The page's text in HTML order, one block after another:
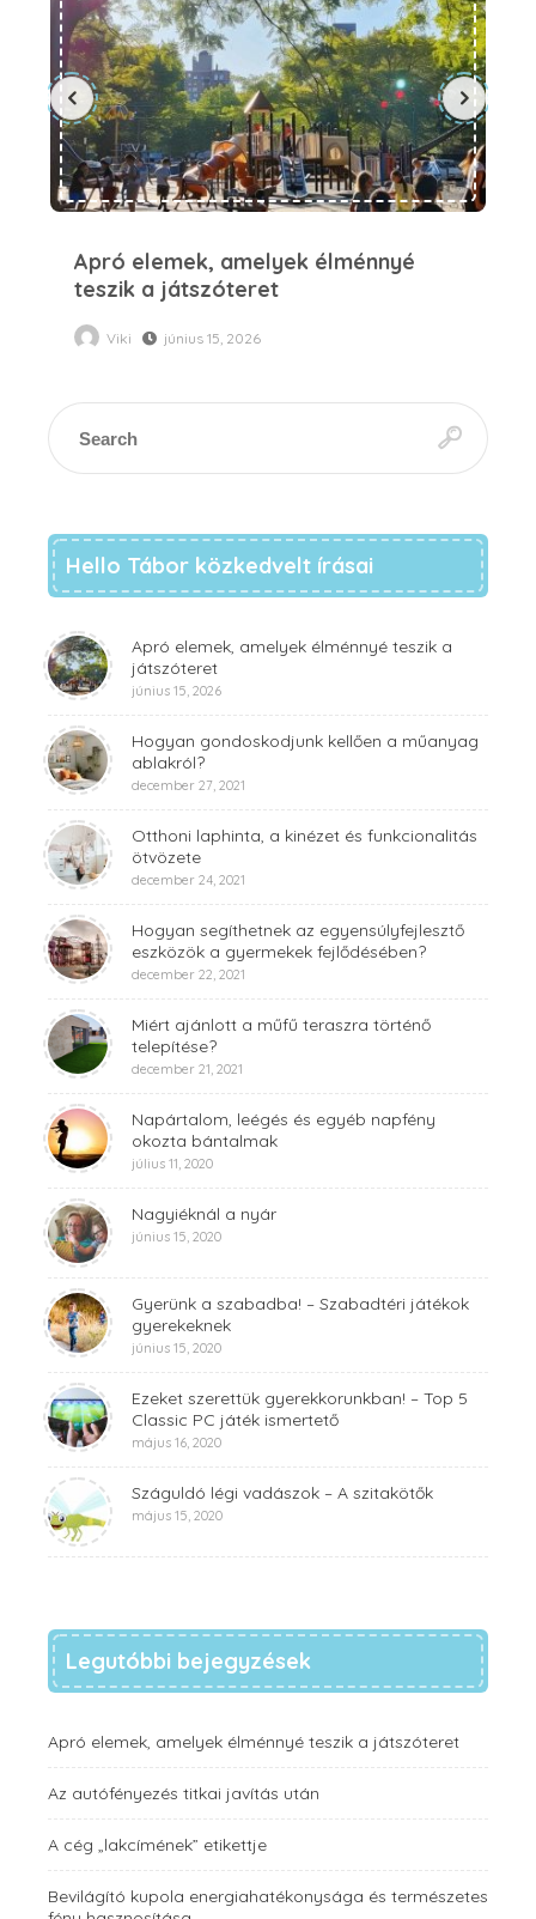
Apró elemek, amelyek élménnyé
teszik a játszóteret
Viki június 15, 2026
Hello Tábor közkedvelt írásai
Apró elemek, amelyek élménnyé teszik a
játszóteret
június 15, 2026
Hogyan gondoskodjunk kellően a műanyag
ablakról?
december 27, 2021
Otthoni laphinta, a kinézet és funkcionalitás
ötvözete
december 24, 2021
Hogyan segíthetnek az egyensúlyfejlesztő
eszközök a gyermekek fejlődésében?
december 22, 2021
Miért ajánlott a műfű teraszra történő
telepítése?
december 21, 2021
Napártalom, leégés és egyéb napfény
okozta bántalmak
július 11, 2020
Nagyiéknál a nyár
június 15, 2020
Gyerünk a szabadba! – Szabadtéri játékok
gyerekeknek
június 15, 2020
Ezeket szerettük gyerekkorunkban! – Top 5
Classic PC játék ismertető
május 16, 2020
Száguldó légi vadászok – A szitakötők
május 15, 2020
Legutóbbi bejegyzések
Apró elemek, amelyek élménnyé teszik a játszóteret
Az autófényezés titkai javítás után
A cég „lakcímének” etikettje
Bevilágító kupola energiahatékonysága és természetes